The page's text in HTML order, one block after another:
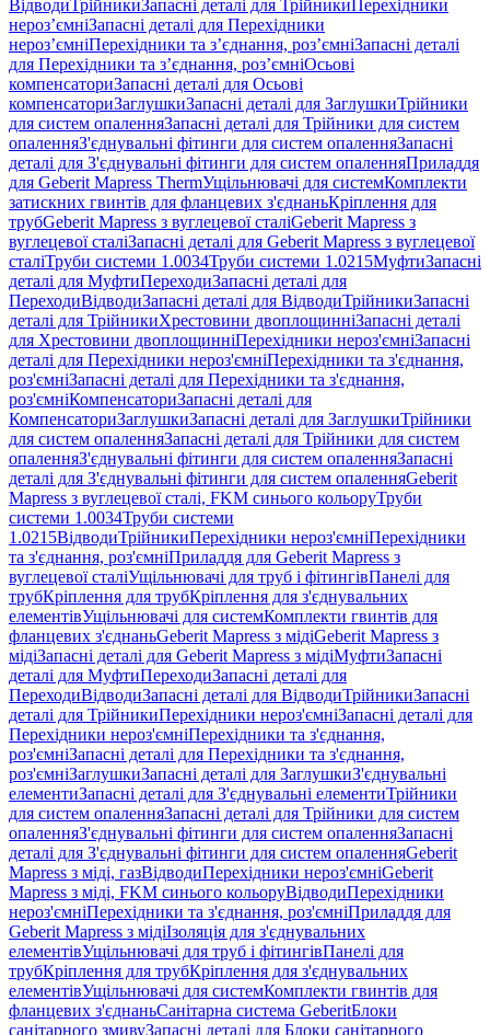
ВідводиТрійникиЗапасні деталі для ТрійникиПерехідники
нероз’ємніЗапасні деталі для Перехідники
нероз’ємніПерехідники та з’єднання, роз’ємніЗапасні деталі
для Перехідники та з’єднання, роз’ємніОсьові
компенсаториЗапасні деталі для Осьові
компенсаториЗаглушкиЗапасні деталі для ЗаглушкиТрійники
для систем опаленняЗапасні деталі для Трійники для систем
опаленняЗ'єднувальні фітинги для систем опаленняЗапасні
деталі для З'єднувальні фітинги для систем опаленняПриладдя
для Geberit Mapress ThermУщільнювачі для системКомплекти
затискних гвинтів для фланцевих з'єднаньКріплення для
трубGeberit Mapress з вуглецевої сталіGeberit Mapress з
вуглецевої сталіЗапасні деталі для Geberit Mapress з вуглецевої
сталіТруби системи 1.0034Труби системи 1.0215МуфтиЗапасні
деталі для МуфтиПереходиЗапасні деталі для
ПереходиВідводиЗапасні деталі для ВідводиТрійникиЗапасні
деталі для ТрійникиХрестовини двоплощинніЗапасні деталі
для Хрестовини двоплощинніПерехідники нероз'ємніЗапасні
деталі для Перехідники нероз'ємніПерехідники та з'єднання,
роз'ємніЗапасні деталі для Перехідники та з'єднання,
роз'ємніКомпенсаториЗапасні деталі для
КомпенсаториЗаглушкиЗапасні деталі для ЗаглушкиТрійники
для систем опаленняЗапасні деталі для Трійники для систем
опаленняЗ'єднувальні фітинги для систем опаленняЗапасні
деталі для З'єднувальні фітинги для систем опаленняGeberit
Mapress з вуглецевої сталі, FKM синього кольоруТруби
системи 1.0034Труби системи
1.0215ВідводиТрійникиПерехідники нероз'ємніПерехідники
та з'єднання, роз'ємніПриладдя для Geberit Mapress з
вуглецевої сталіУщільнювачі для труб і фітингівПанелі для
трубКріплення для трубКріплення для з'єднувальних
елементівУщільнювачі для системКомплекти гвинтів для
фланцевих з'єднаньGeberit Mapress з мідіGeberit Mapress з
мідіЗапасні деталі для Geberit Mapress з мідіМуфтиЗапасні
деталі для МуфтиПереходиЗапасні деталі для
ПереходиВідводиЗапасні деталі для ВідводиТрійникиЗапасні
деталі для ТрійникиПерехідники нероз'ємніЗапасні деталі для
Перехідники нероз'ємніПерехідники та з'єднання,
роз'ємніЗапасні деталі для Перехідники та з'єднання,
роз'ємніЗаглушкиЗапасні деталі для ЗаглушкиЗ'єднувальні
елементиЗапасні деталі для З'єднувальні елементиТрійники
для систем опаленняЗапасні деталі для Трійники для систем
опаленняЗ'єднувальні фітинги для систем опаленняЗапасні
деталі для З'єднувальні фітинги для систем опаленняGeberit
Mapress з міді, газВідводиПерехідники нероз'ємніGeberit
Mapress з міді, FKM синього кольоруВідводиПерехідники
нероз'ємніПерехідники та з'єднання, роз'ємніПриладдя для
Geberit Mapress з мідіІзоляція для з'єднувальних
елементівУщільнювачі для труб і фітингівПанелі для
трубКріплення для трубКріплення для з'єднувальних
елементівУщільнювачі для системКомплекти гвинтів для
фланцевих з'єднаньСанітарна система GeberitБлоки
санітарного змивуЗапасні деталі для Блоки санітарного